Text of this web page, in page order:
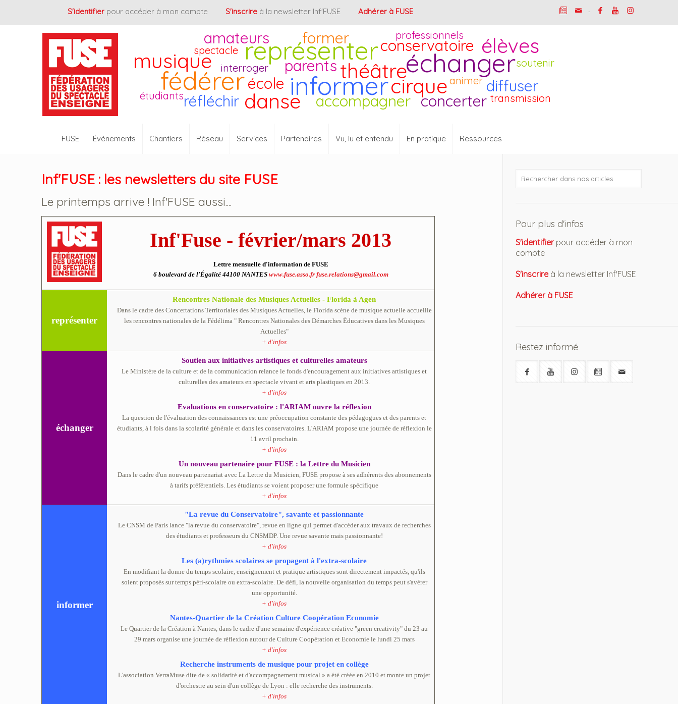
S'identifier pour accéder à mon compte S'inscrire à la newsletter Inf'FUSE Adhérer à FUSE -
FUSE Événements Chantiers Réseau Services Partenaires Vu, lu et entendu En pratique Ressources
amateurs
interroger
spectacle
musique
fédérer
élèves
diffuser
danse
représenter
animer
réfléchir
soutenir
professionnels
informercirque
concerter
parents théâtre
former
accompagner transmission
étudiants
échanger
conservatoire
école
Inf'FUSE : les newsletters du site FUSE
Le printemps arrive ! Inf'FUSE aussi....
Inf'Fuse - février/mars 2013
Lettre mensuelle d'information de FUSE
6 boulevard de l'Égalité 44100 NANTES www.fuse.asso.fr fuse.relations@gmail.com
représenter
Rencontres Nationale des Musiques Actuelles - Florida à Agen
Dans le cadre des Concertations Territoriales des Musiques Actuelles, le Florida scène de musique actuelle accueille
les rencontres nationales de la Fédélima " Rencontres Nationales des Démarches Éducatives dans les Musiques
Actuelles"
+ d'infos
échanger
Soutien aux initiatives artistiques et culturelles amateurs
Le Ministère de la culture et de la communication relance le fonds d'encouragement aux initiatives artistiques et
culturelles des amateurs en spectacle vivant et arts plastiques en 2013.
+ d'infos
Evaluations en conservatoire : l'ARIAM ouvre la réflexion
La question de l'évaluation des connaissances est une préoccupation constante des pédagogues et des parents et
étudiants, à l fois dans la scolarité générale et dans les conservatoires. L'ARIAM propose une journée de réflexion le
11 avril prochain.
+ d'infos
Un nouveau partenaire pour FUSE : la Lettre du Musicien
Dans le cadre d'un nouveau partenariat avec La Lettre du Musicien, FUSE propose à ses adhérents des abonnements
à tarifs préférentiels. Les étudiants se voient proposer une formule spécifique
+ d'infos
informer
"La revue du Conservatoire", savante et passionnante
Le CNSM de Paris lance "la revue du conservatoire", revue en ligne qui permet d'accéder aux travaux de recherches
des étudiants et professeurs du CNSMDP. Une revue savante mais passionnante!
+ d'infos
Les (a)rythmies scolaires se propagent à l'extra-scolaire
En modifiant la donne du temps scolaire, enseignement et pratique artistiques sont directement impactés, qu'ils
soient proposés sur temps péri-scolaire ou extra-scolaire. De défi, la nouvelle organisation du temps peut s'avérer
une opportunité.
+ d'infos
Nantes-Quartier de la Création Culture Coopération Economie
Le Quartier de la Création à Nantes, dans le cadre d'une semaine d'expérience créative "green creativity" du 23 au
29 mars organise une journée de réflexion autour de Culture Coopération et Economie le lundi 25 mars
+ d'infos
Recherche instruments de musique pour projet en collège
L'association VerraMuse dite de « solidarité et d'accompagnement musical » a été créée en 2010 et monte un projet
d'orchestre au sein d'un collège de Lyon : elle recherche des instruments.
+ d'infos
Pour plus d'infos
S'identifierpour accéder à mon
compte
S'inscrireà la newsletter Inf'FUSE
Adhérer à FUSE
Restez informé